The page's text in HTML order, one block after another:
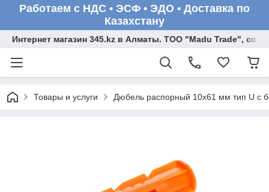
Работаем с НДС • ЭСФ • ЭДО • Доставка по
Казахстану
Интернет магазин 345.kz в Алматы. ТОО "Madu Trade",
Товары и услуги Дюбель распорный 10х61 мм тип U с